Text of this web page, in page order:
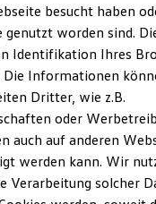
und Updates
ID.
Mit
schnittigen
zu
und
besucht haben
worden sind.
Identifikation Ihres
Informationen
Dritter, wie z.B.
oder
auch auf anderen
werden kann. Wir
Verarbeitung solcher